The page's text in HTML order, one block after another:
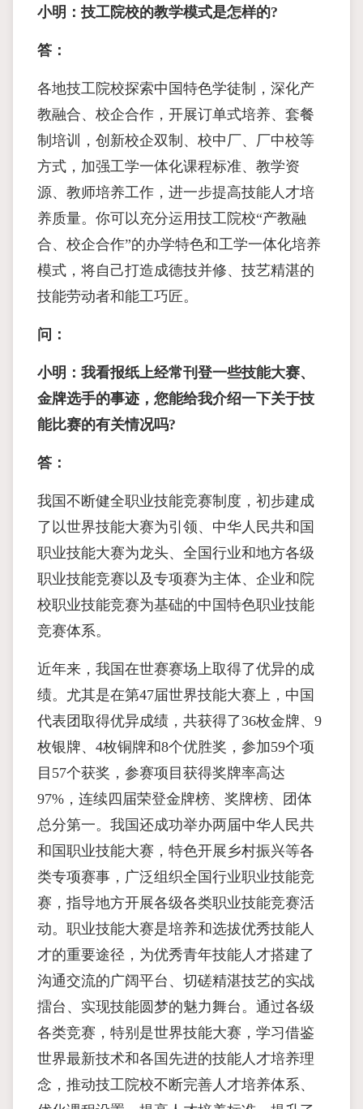
小明：技工院校的教学模式是怎样的?
答：
各地技工院校探索中国特色学徒制，深化产
教融合、校企合作，开展订单式培养、套餐
制培训，创新校企双制、校中厂、厂中校等
方式，加强工学一体化课程标准、教学资
源、教师培养工作，进一步提高技能人才培
养质量。你可以充分运用技工院校“产教融
合、校企合作”的办学特色和工学一体化培养
模式，将自己打造成德技并修、技艺精湛的
技能劳动者和能工巧匠。
问：
小明：我看报纸上经常刊登一些技能大赛、
金牌选手的事迹，您能给我介绍一下关于技
能比赛的有关情况吗?
答：
我国不断健全职业技能竞赛制度，初步建成
了以世界技能大赛为引领、中华人民共和国
职业技能大赛为龙头、全国行业和地方各级
职业技能竞赛以及专项赛为主体、企业和院
校职业技能竞赛为基础的中国特色职业技能
竞赛体系。
近年来，我国在世赛赛场上取得了优异的成
绩。尤其是在第47届世界技能大赛上，中国
代表团取得优异成绩，共获得了36枚金牌、9
枚银牌、4枚铜牌和8个优胜奖，参加59个项
目57个获奖，参赛项目获得奖牌率高达
97%，连续四届荣登金牌榜、奖牌榜、团体
总分第一。我国还成功举办两届中华人民共
和国职业技能大赛，特色开展乡村振兴等各
类专项赛事，广泛组织全国行业职业技能竞
赛，指导地方开展各级各类职业技能竞赛活
动。职业技能大赛是培养和选拔优秀技能人
才的重要途径，为优秀青年技能人才搭建了
沟通交流的广阔平台、切磋精湛技艺的实战
擂台、实现技能圆梦的魅力舞台。通过各级
各类竞赛，特别是世界技能大赛，学习借鉴
世界最新技术和各国先进的技能人才培养理
念，推动技工院校不断完善人才培养体系、